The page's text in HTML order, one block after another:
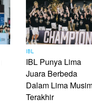
IBL
IBL Punya Lima
Juara Berbeda
Dalam Lima
Terakhir